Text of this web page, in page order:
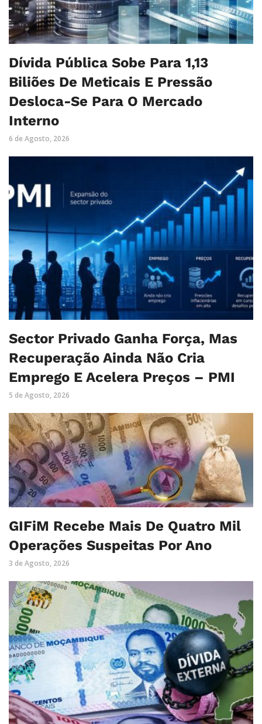
Dívida Pública Sobe Para 1,13
Biliões De Meticais E Pressão
Desloca-Se Para O Mercado
Interno
6 de Agosto, 2026
Sector Privado Ganha Força, Mas
Recuperação Ainda Não Cria
Emprego E Acelera Preços – PMI
5 de Agosto, 2026
GIFiM Recebe Mais De Quatro Mil
Operações Suspeitas Por Ano
3 de Agosto, 2026